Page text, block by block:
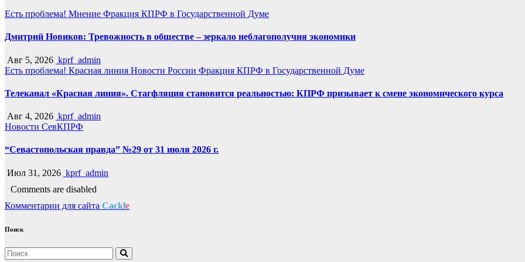
Есть проблема! Мнение Фракция КПРФ в Государственной Думе
Дмитрий Новиков: Тревожность в обществе – зеркало неблагополучия экономики
Авг 5, 2026 kprf_admin
Есть проблема! Красная линия Новости России Фракция КПРФ в Государственной Думе
Телеканал «Красная линия». Стагфляция становится реальностью: КПРФ призывает к смене экономического курса
Авг 4, 2026 kprf_admin
Новости СевКПРФ
“Севастопольская правда” №29 от 31 июля 2026 г.
Июл 31, 2026 kprf_admin
Comments are disabled
Комментарии для сайта Cackle
Поиск